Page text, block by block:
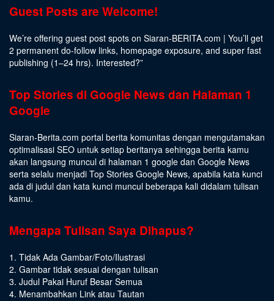
Guest Posts are Welcome!
We’re offering guest post spots on Siaran-BERITA.com | You’ll get
2 permanent do-follow links, homepage exposure, and super fast
publishing (1–24 hrs). Interested?”
Top Stories di Google News dan Halaman 1
Google
Siaran-Berita.com portal berita komunitas dengan mengutamakan
optimalisasi SEO untuk setiap beritanya sehingga berita kamu
akan langsung muncul di halaman 1 google dan Google News
serta selalu menjadi Top Stories Google News, apabila kata kunci
ada di judul dan kata kunci muncul beberapa kali didalam tulisan
kamu.
Mengapa Tulisan Saya Dihapus?
1. Tidak Ada Gambar/Foto/Ilustrasi
2. Gambar tidak sesuai dengan tulisan
3. Judul Pakai Huruf Besar Semua
4. Menambahkan Link atau Tautan